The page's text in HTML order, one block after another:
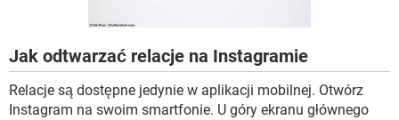
Jak odtwarzać relacje na Instagramie
Relacje są dostępne jedynie w aplikacji mobilnej. Otwórz
Instagram na swoim smartfonie. U góry ekranu głównego